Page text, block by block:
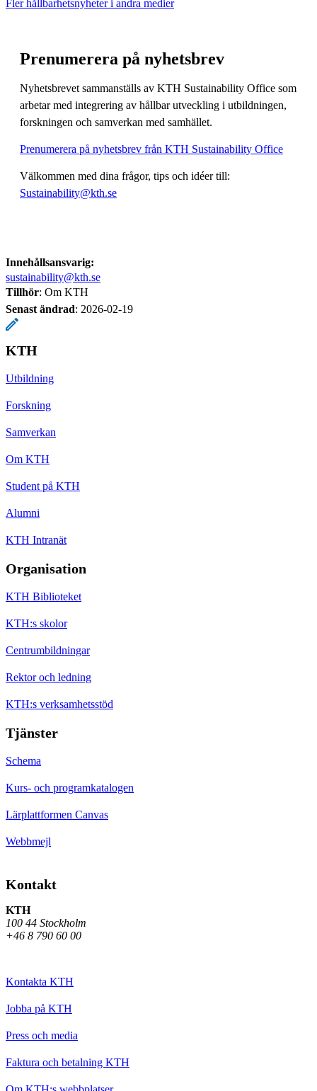
Fler hållbarhetsnyheter i andra medier
Prenumerera på nyhetsbrev
Nyhetsbrevet sammanställs av KTH Sustainability Office som
arbetar med integrering av hållbar utveckling i utbildningen,
forskningen och samverkan med samhället.
Prenumerera på nyhetsbrev från KTH Sustainability Office
Välkommen med dina frågor, tips och idéer till:
Sustainability@kth.se
Innehållsansvarig:
sustainability@kth.se
Tillhör: Om KTH
Senast ändrad: 2026-02-19
KTH
Utbildning
Forskning
Samverkan
Om KTH
Student på KTH
Alumni
KTH Intranät
Organisation
KTH Biblioteket
KTH:s skolor
Centrumbildningar
Rektor och ledning
KTH:s verksamhetsstöd
Tjänster
Schema
Kurs- och programkatalogen
Lärplattformen Canvas
Webbmejl
Kontakt
KTH
100 44 Stockholm
+46 8 790 60 00
Kontakta KTH
Jobba på KTH
Press och media
Faktura och betalning KTH